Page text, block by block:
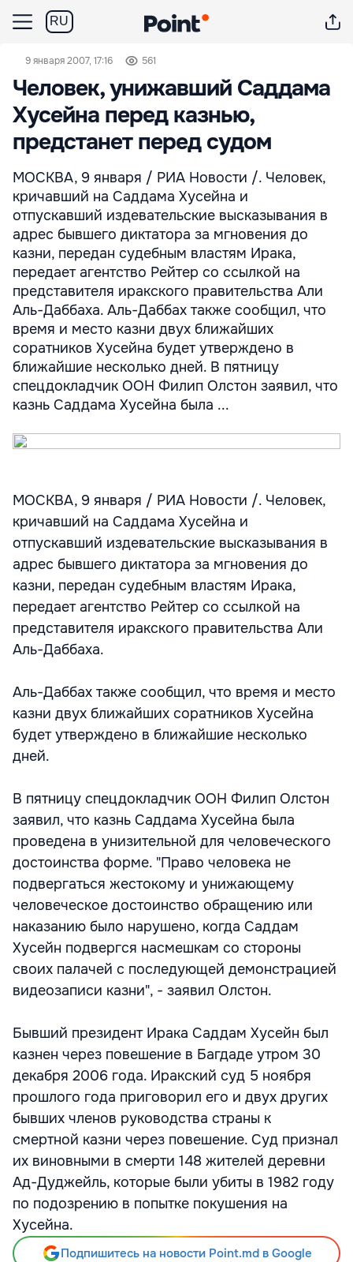
RU
9 января 2007, 17:16 561
Человек, унижавший Саддама
Хусейна перед казнью,
предстанет перед судом
МОСКВА, 9 января / РИА Новости /. Человек,
кричавший на Саддама Хусейна и
отпускавший издевательские высказывания в
адрес бывшего диктатора за мгновения до
казни, передан судебным властям Ирака,
передает агентство Рейтер со ссылкой на
представителя иракского правительства Али
Аль-Даббаха. Аль-Даббах также сообщил, что
время и место казни двух ближайших
соратников Хусейна будет утверждено в
ближайшие несколько дней. В пятницу
спецдокладчик ООН Филип Олстон заявил, что
казнь Саддама Хусейна была ...
МОСКВА, 9 января / РИА Новости /. Человек,
кричавший на Саддама Хусейна и
отпускавший издевательские высказывания в
адрес бывшего диктатора за мгновения до
казни, передан судебным властям Ирака,
передает агентство Рейтер со ссылкой на
представителя иракского правительства Али
Аль-Даббаха.
Аль-Даббах также сообщил, что время и место
казни двух ближайших соратников Хусейна
будет утверждено в ближайшие несколько
дней.
В пятницу спецдокладчик ООН Филип Олстон
заявил, что казнь Саддама Хусейна была
проведена в унизительной для человеческого
достоинства форме. "Право человека не
подвергаться жестокому и унижающему
человеческое достоинство обращению или
наказанию было нарушено, когда Саддам
Хусейн подвергся насмешкам со стороны
своих палачей с последующей демонстрацией
видеозаписи казни", - заявил Олстон.
Бывший президент Ирака Саддам Хусейн был
казнен через повешение в Багдаде утром 30
декабря 2006 года. Иракский суд 5 ноября
прошлого года приговорил его и двух других
бывших членов руководства страны к
смертной казни через повешение. Суд признал
их виновными в смерти 148 жителей деревни
Ад-Дуджейль, которые были убиты в 1982 году
по подозрению в попытке покушения на
Хусейна.
Подпишитесь на новости Point.md в Google